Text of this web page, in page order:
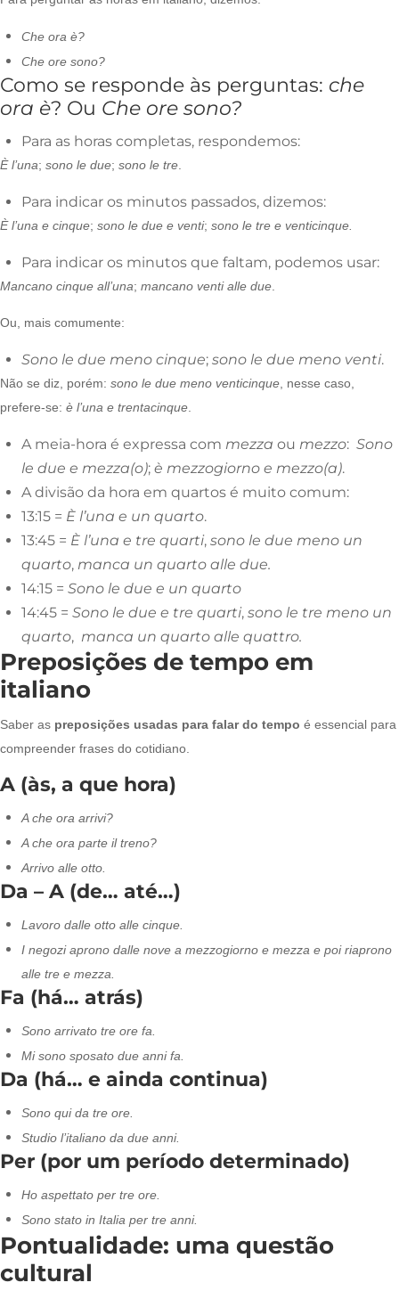
Che ora è?
Che ore sono?
Como se responde às perguntas: che
ora è? Ou Che ore sono?
Para as horas completas, respondemos:
È l’una; sono le due; sono le tre
Para indicar os minutos passados, dizemos:
È l’una e cinque; sono le due e venti; sono le tre e venticinque.
Para indicar os minutos que faltam, podemos usar:
Mancano cinque all’una; mancano venti alle due
Ou, mais comumente:
Sono le due meno cinque; sono le due meno venti.
Não se diz, porém: sono le due meno venticinque nesse caso,
prefere-se: è l’una e trentacinque
A meia-hora é expressa com mezza ou mezzo: Sono
le due e mezza(o); è mezzogiorno e mezzo(a).
A divisão da hora em quartos é muito comum:
13:15 = È l’una e un quarto.
13:45 = È l’una e tre quarti, sono le due meno un
quarto, manca un quarto alle due.
14:15 = Sono le due e un quarto
14:45 = Sono le due e tre quarti, sono le tre meno un
quarto, manca un quarto alle quattro.
Preposições de tempo em
italiano
Saber as preposições usadas para falar do tempo é essencial para
compreender frases do cotidiano.
A (às, a que hora)
A che ora arrivi?
A che ora parte il treno?
Arrivo alle otto.
Da – A (de… até…)
Lavoro dalle otto alle cinque.
I negozi aprono dalle nove a mezzogiorno e mezza e poi riaprono
alle tre e mezza.
Fa (há… atrás)
Sono arrivato tre ore fa.
Mi sono sposato due anni fa.
Da (há… e ainda continua)
Sono qui da tre ore.
Studio l’italiano da due anni.
Per (por um período determinado)
Ho aspettato per tre ore.
Sono stato in Italia per tre anni.
Pontualidade: uma questão
cultural